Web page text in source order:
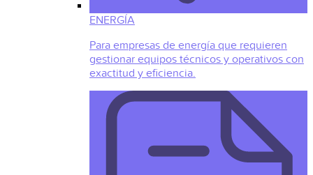
ENERGÍA
Para empresas de energía que requieren
gestionar equipos técnicos y operativos con
exactitud y eficiencia.